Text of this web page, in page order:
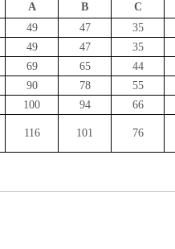
A B C
49 47 35
49 47 35
69 65 44
90 78 55
100 94 66
116 101 76